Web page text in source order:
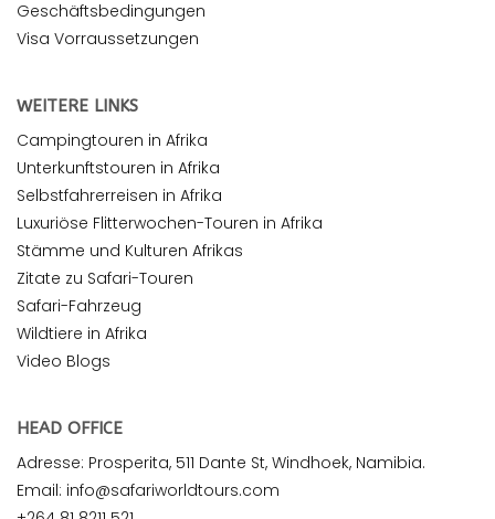
Geschäftsbedingungen
Visa Vorraussetzungen
WEITERE LINKS
Campingtouren in Afrika
Unterkunftstouren in Afrika
Selbstfahrerreisen in Afrika
Luxuriöse Flitterwochen-Touren in Afrika
Stämme und Kulturen Afrikas
Zitate zu Safari-Touren
Safari-Fahrzeug
Wildtiere in Afrika
Video Blogs
HEAD OFFICE
Adresse: Prosperita, 511 Dante St, Windhoek, Namibia.
Email: info@safariworldtours.com